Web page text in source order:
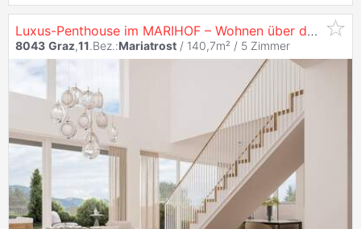
Luxus-Penthouse im MARIHOF – Wohnen über den Dächern von
8043 Graz,11.Bez.:Mariatrost / 140,7m² / 5 Zimmer